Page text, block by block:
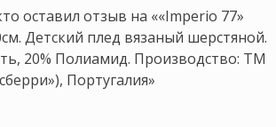
оставил отзыв на ««Imperio 77»
Детский плед вязаный шерстяной.
20% Полиамид. Производство: ТМ
Португалия»